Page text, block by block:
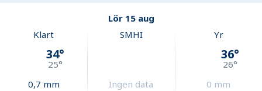
Lör 15 aug
Klart
34°
25°
0,7 mm
SMHI
Ingen data
Yr
36°
26°
0 mm